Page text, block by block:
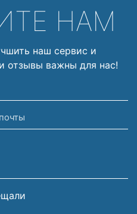
НАМ
наш сервис и
важны для нас!